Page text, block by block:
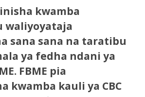
kwamba
waliyoyataja
sana sana na taratibu
ya fedha ndani ya
FBME pia
kwamba kauli ya CBC